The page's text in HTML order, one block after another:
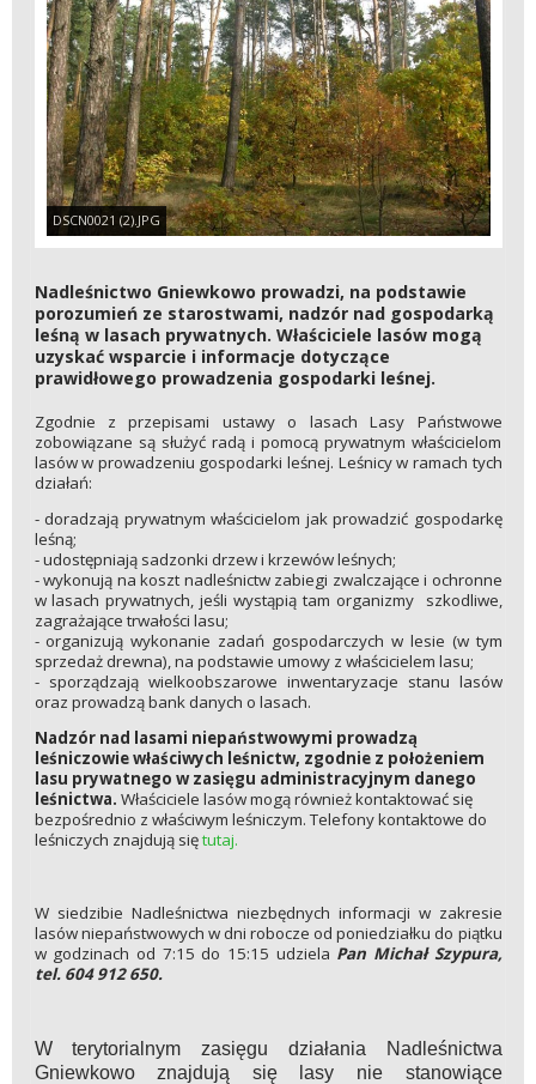
DSCN0021 (2).JPG
Nadleśnictwo Gniewkowo prowadzi, na podstawie
porozumień ze starostwami, nadzór nad gospodarką
leśną w lasach prywatnych. Właściciele lasów mogą
uzyskać wsparcie i informacje dotyczące
prawidłowego prowadzenia gospodarki leśnej.
Zgodnie z przepisami ustawy o lasach Lasy Państwowe
zobowiązane są służyć radą i pomocą prywatnym właścicielom
lasów w prowadzeniu gospodarki leśnej. Leśnicy w ramach tych
działań:
- doradzają prywatnym właścicielom jak prowadzić gospodarkę
leśną;
- udostępniają sadzonki drzew i krzewów leśnych;
- wykonują na koszt nadleśnictw zabiegi zwalczające i ochronne
w lasach prywatnych, jeśli wystąpią tam organizmy szkodliwe,
zagrażające trwałości lasu;
- organizują wykonanie zadań gospodarczych w lesie (w tym
sprzedaż drewna), na podstawie umowy z właścicielem lasu;
- sporządzają wielkoobszarowe inwentaryzacje stanu lasów
oraz prowadzą bank danych o lasach.
Nadzór nad lasami niepaństwowymi prowadzą
leśniczowie właściwych leśnictw, zgodnie z położeniem
lasu prywatnego w zasięgu administracyjnym danego
leśnictwa. Właściciele lasów mogą również kontaktować się
bezpośrednio z właściwym leśniczym. Telefony kontaktowe do
leśniczych znajdują siętutaj.
W siedzibie Nadleśnictwa niezbędnych informacji w zakresie
lasów niepaństwowych w dni robocze od poniedziałku do piątku
w godzinach od 7:15 do 15:15 udziela Pan Michał Szypura,
tel. 604 912 650.
W terytorialnym zasięgu działania Nadleśnictwa
Gniewkowo znajdują się lasy nie stanowiące